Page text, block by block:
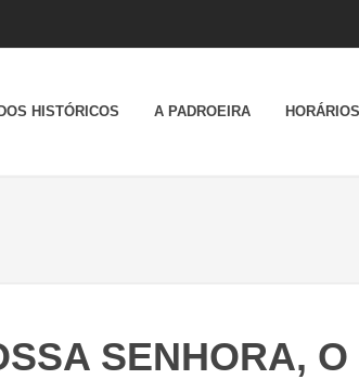
HISTÓRICOS A PADROEIRA
SENHORA,